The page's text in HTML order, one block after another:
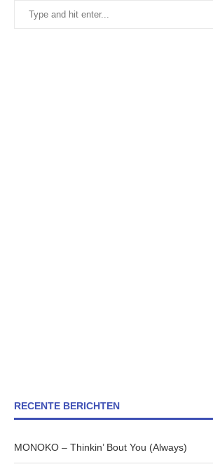
RECENTE BERICHTEN
MONOKO – Thinkin’ Bout You (Always)